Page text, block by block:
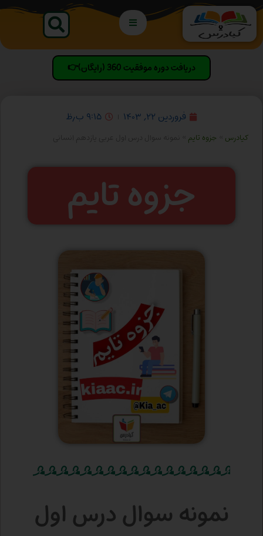
دریافت دوره موفقیت 360 (رایگان)👉
فروردین ۲۲, ۱۴۰۳ ۹:۱۵ ب٫ظ
کیادرس جزوه تایم
جزوه تایم
نمونه سوال درس اول